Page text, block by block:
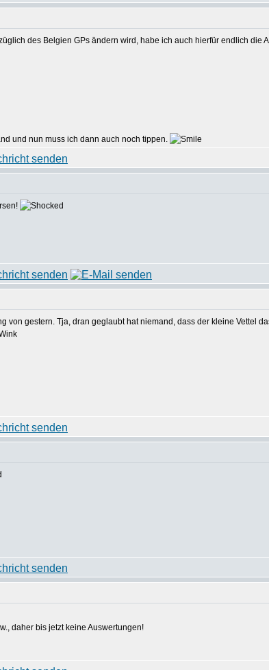
des Belgien GPs ändern wird, habe ich auch hierfür endlich die
und nun muss ich dann auch noch tippen.
von gestern. Tja, dran geglaubt hat niemand, dass der kleine Vettel
daher bis jetzt keine Auswertungen!